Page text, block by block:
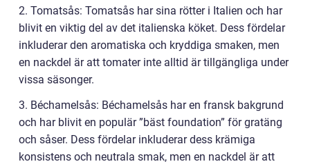
2. Tomatsås: Tomatsås har sina rötter i Italien och har
blivit en viktig del av det italienska köket. Dess fördelar
inkluderar den aromatiska och kryddiga smaken, men
en nackdel är att tomater inte alltid är tillgängliga under
vissa säsonger.
3. Béchamelsås: Béchamelsås har en fransk bakgrund
och har blivit en populär ”bäst foundation” för gratäng
och såser. Dess fördelar inkluderar dess krämiga
konsistens och neutrala smak, men en nackdel är att